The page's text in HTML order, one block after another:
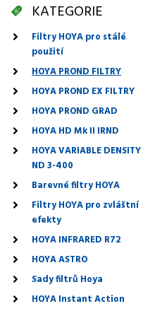
KATEGORIE
Filtry HOYA pro stálé
použití
HOYA PROND FILTRY
HOYA PROND EX FILTRY
HOYA PROND GRAD
HOYA HD Mk II IRND
HOYA VARIABLE DENSITY
ND 3-400
Barevné filtry HOYA
Filtry HOYA pro zvláštní
efekty
HOYA INFRARED R72
HOYA ASTRO
Sady filtrů Hoya
HOYA Instant Action